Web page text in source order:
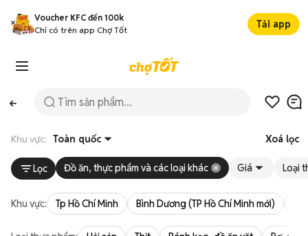
Voucher KFC đến 100k
Chỉ có trên app Chợ Tốt
Tải app
Khu vực: Toàn quốc Xoá lọc
Lọc Đồ ăn, thực phẩm và các loại khác Giá Loại
Khu vực: Tp Hồ Chí Minh Bình Dương (TP Hồ Chí Minh mới)